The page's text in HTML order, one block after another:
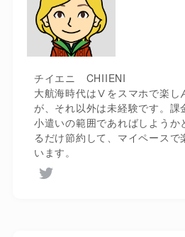
チイエニ CHIIENI
大航海時代はⅤをスマホで楽し
が、それ以外は未経験です。課
小遣いの範囲であればしようか
るだけ節約して、マイペースで
います。